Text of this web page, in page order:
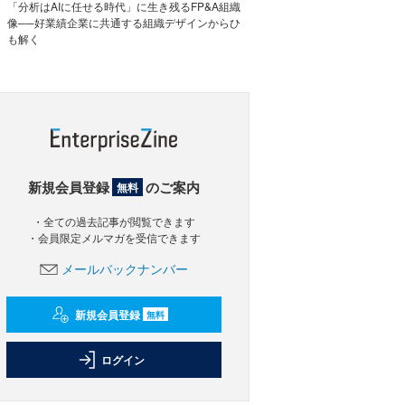
「分析はAIに任せる時代」に生き残るFP&A組織
像──好業績企業に共通する組織デザインからひ
も解く
新規会員登録 無料 のご案内
・全ての過去記事が閲覧できます
・会員限定メルマガを受信できます
メールバックナンバー
新規会員登録 無料
ログイン